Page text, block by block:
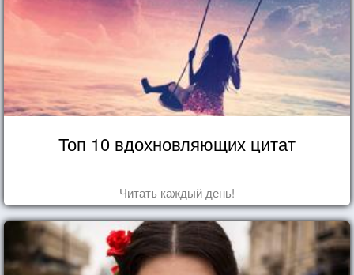
Топ 10 вдохновляющих цитат
Читать каждый день!